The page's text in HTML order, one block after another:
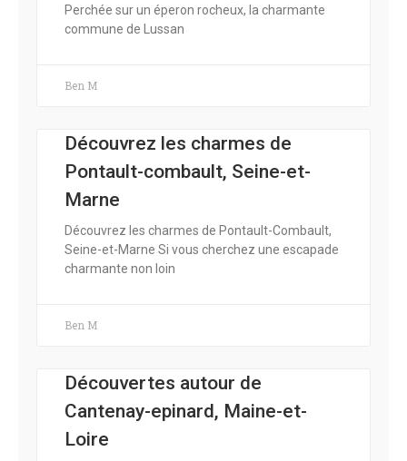
Perchée sur un éperon rocheux, la charmante
commune de Lussan
Ben M
Découvrez les charmes de
Pontault-combault, Seine-et-
Marne
Découvrez les charmes de Pontault-Combault,
Seine-et-Marne Si vous cherchez une escapade
charmante non loin
Ben M
Découvertes autour de
Cantenay-epinard, Maine-et-
Loire